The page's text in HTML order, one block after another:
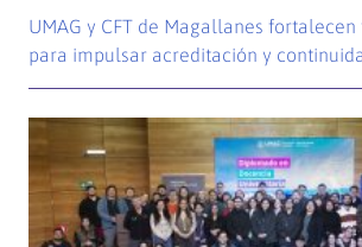
UMAG y CFT de Magallanes
para impulsar acreditación y